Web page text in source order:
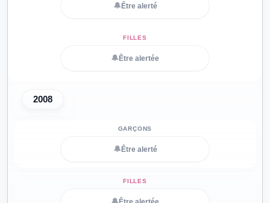
🔔 Être alerté
🔔 Être alertée
2008
🔔 Être alerté
🔔